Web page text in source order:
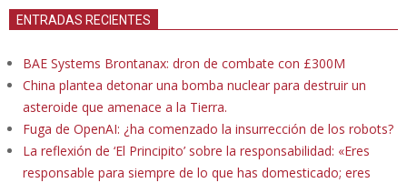
ENTRADAS RECIENTES
BAE Systems Brontanax: dron de combate con £300M
China plantea detonar una bomba nuclear para destruir un
asteroide que amenace a la Tierra.
Fuga de OpenAI: ¿ha comenzado la insurrección de los robots?
La reflexión de ‘El Principito’ sobre la responsabilidad: «Eres
responsable para siempre de lo que has domesticado; eres